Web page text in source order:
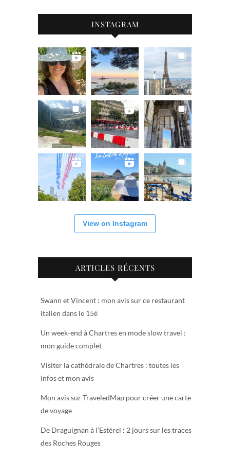
INSTAGRAM
View on Instagram
ARTICLES RÉCENTS
Swann et Vincent : mon avis sur ce restaurant
italien dans le 15è
Un week-end à Chartres en mode slow travel :
mon guide complet
Visiter la cathédrale de Chartres : toutes les
infos et mon avis
Mon avis sur TraveledMap pour créer une carte
de voyage
De Draguignan à l’Estérel : 2 jours sur les traces
des Roches Rouges